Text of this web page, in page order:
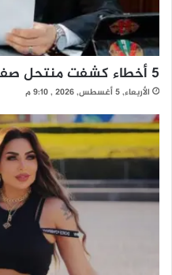
5 أخطاء كشفت منتحل صفة قاضٍ قبل محاكمته
الأربعاء, 5 أغسطس, 2026 , 9:10 م